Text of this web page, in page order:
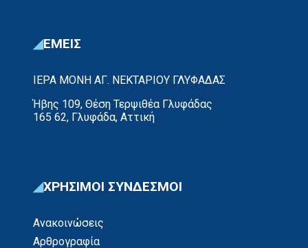
ΕΜΕΙΣ
ΙΕΡΑ ΜΟΝΗ ΑΓ. ΝΕΚΤΑΡΙΟΥ ΓΛΥΦΑΔΑΣ
Ήβης 109, Θέση Τερψιθέα Γλυφάδας
165 62, Γλυφάδα, Αττική
ΧΡΗΣΙΜΟΙ ΣΥΝΔΕΣΜΟΙ
Ανακοινώσεις
Αρθρογραφία